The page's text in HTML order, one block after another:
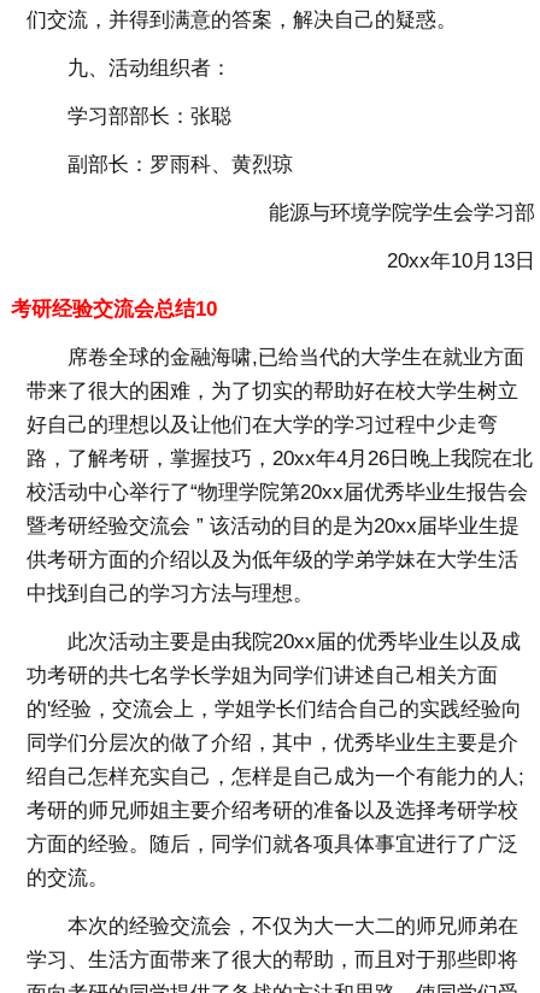
们交流，并得到满意的答案，解决自己的疑惑。
九、活动组织者：
学习部部长：张聪
副部长：罗雨科、黄烈琼
能源与环境学院学生会学习部
20xx年10月13日
考研经验交流会总结10
席卷全球的金融海啸,已给当代的大学生在就业方面
带来了很大的困难，为了切实的帮助好在校大学生树立
好自己的理想以及让他们在大学的学习过程中少走弯
路，了解考研，掌握技巧，20xx年4月26日晚上我院在北
校活动中心举行了“物理学院第20xx届优秀毕业生报告会
暨考研经验交流会 ” 该活动的目的是为20xx届毕业生提
供考研方面的介绍以及为低年级的学弟学妹在大学生活
中找到自己的学习方法与理想。
此次活动主要是由我院20xx届的优秀毕业生以及成
功考研的共七名学长学姐为同学们讲述自己相关方面
的'经验，交流会上，学姐学长们结合自己的实践经验向
同学们分层次的做了介绍，其中，优秀毕业生主要是介
绍自己怎样充实自己，怎样是自己成为一个有能力的人;
考研的师兄师姐主要介绍考研的准备以及选择考研学校
方面的经验。随后，同学们就各项具体事宜进行了广泛
的交流。
本次的经验交流会，不仅为大一大二的师兄师弟在
学习、生活方面带来了很大的帮助，而且对于那些即将